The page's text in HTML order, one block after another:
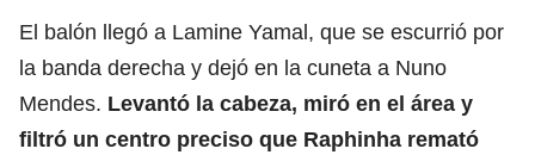
El balón llegó a Lamine Yamal, que se escurrió por
la banda derecha y dejó en la cuneta a Nuno
Mendes. Levantó la cabeza, miró en el área y
filtró un centro preciso que Raphinha remató